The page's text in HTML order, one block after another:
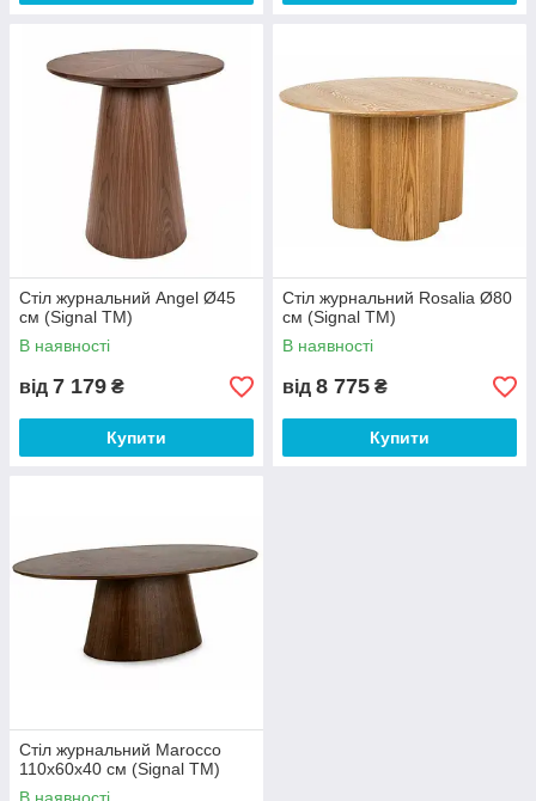
Стіл журнальний Angel Ø45
см (Signal ТМ)
В наявності
від 7 179 ₴
Купити
Стіл журнальний Rosalia Ø80
см (Signal ТМ)
В наявності
від 8 775 ₴
Купити
Стіл журнальний Marocco
110х60х40 см (Signal ТМ)